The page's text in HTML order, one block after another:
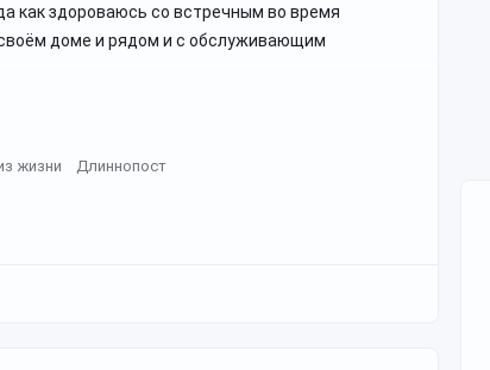
как здороваюсь со встречным во время
доме и рядом и с обслуживающим
жизни Длиннопост